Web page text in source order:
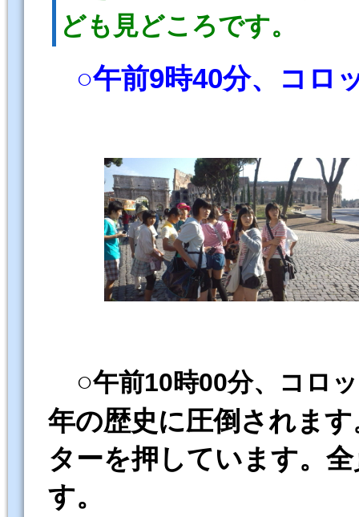
ども見どころです。
○午前9時40分、コロ
○午前10時00分、コロ
年の歴史に圧倒されま
ターを押しています。
す。